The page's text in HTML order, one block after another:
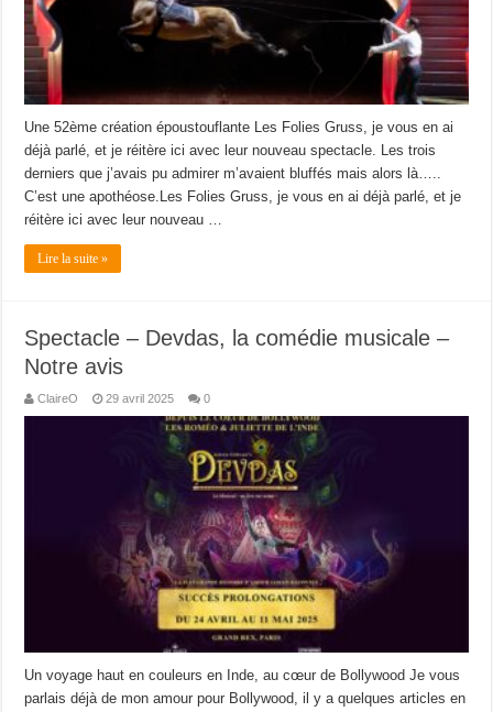
Une 52ème création époustouflante Les Folies Gruss, je vous en ai
déjà parlé, et je réitère ici avec leur nouveau spectacle. Les trois
derniers que j’avais pu admirer m’avaient bluffés mais alors là…..
C’est une apothéose.Les Folies Gruss, je vous en ai déjà parlé, et je
réitère ici avec leur nouveau …
Lire la suite »
Spectacle – Devdas, la comédie musicale –
Notre avis
ClaireO 29 avril 2025 0
Un voyage haut en couleurs en Inde, au cœur de Bollywood Je vous
parlais déjà de mon amour pour Bollywood, il y a quelques articles en